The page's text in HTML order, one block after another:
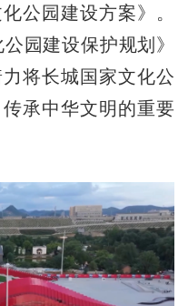
公园建设方案》。
园建设保护规划》
将长城国家文化公
承中华文明的重要